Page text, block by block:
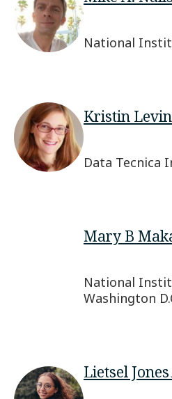
National
Kristin
Data Tecnica
Mary B
National
Washington
Lietsel